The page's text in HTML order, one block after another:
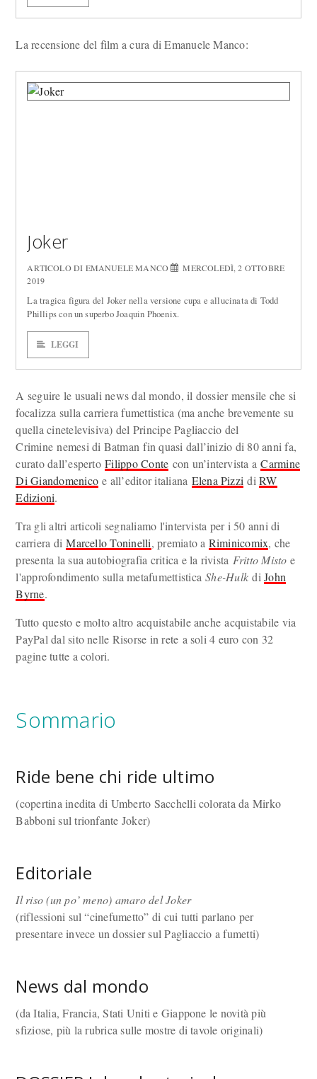
La recensione del film a cura di Emanuele Manco:
Joker
ARTICOLO DI EMANUELE MANCO
MERCOLEDÌ, 2 OTTOBRE
2019
La tragica figura del Joker nella versione cupa e allucinata di Todd
Phillips con un superbo Joaquin Phoenix.
LEGGI
A seguire le usuali news dal mondo, il dossier mensile che si
focalizza sulla carriera fumettistica (ma anche brevemente su
quella cinetelevisiva) del Principe Pagliaccio del
Crimine nemesi di Batman fin quasi dall’inizio di 80 anni fa,
curato dall’espertoFilippo Conte con un’intervista aCarmine
Di Giandomenico e all’editor italiana Elena Pizzi diRW
Edizioni.
Tra gli altri articoli segnaliamo l'intervista per i 50 anni di
carriera diMarcello Toninelli, premiato a Riminicomix, che
presenta la sua autobiografia critica e la rivista Fritto Misto e
l'approfondimento sulla metafumettisticaShe-Hulk diJohn
Byrne.
Tutto questo e molto altro acquistabile anche acquistabile via
PayPal dal sito nelle Risorse in rete a soli 4 euro con 32
pagine tutte a colori.
Sommario
Ride bene chi ride ultimo
(copertina inedita di Umberto Sacchelli colorata da Mirko
Babboni sul trionfante Joker)
Editoriale
Il riso (un po’ meno) amaro del Joker
(riflessioni sul “cinefumetto” di cui tutti parlano per
presentare invece un dossier sul Pagliaccio a fumetti)
News dal mondo
(da Italia, Francia, Stati Uniti e Giappone le novità più
sfiziose, più la rubrica sulle mostre di tavole originali)